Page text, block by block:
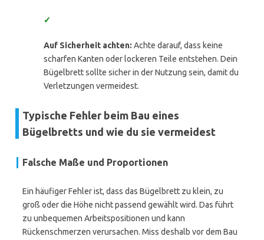
✓
Auf Sicherheit achten: Achte darauf, dass keine
scharfen Kanten oder lockeren Teile entstehen. Dein
Bügelbrett sollte sicher in der Nutzung sein, damit du
Verletzungen vermeidest.
Typische Fehler beim Bau eines
Bügelbretts und wie du sie vermeidest
Falsche Maße und Proportionen
Ein häufiger Fehler ist, dass das Bügelbrett zu klein, zu
groß oder die Höhe nicht passend gewählt wird. Das führt
zu unbequemen Arbeitspositionen und kann
Rückenschmerzen verursachen. Miss deshalb vor dem Bau